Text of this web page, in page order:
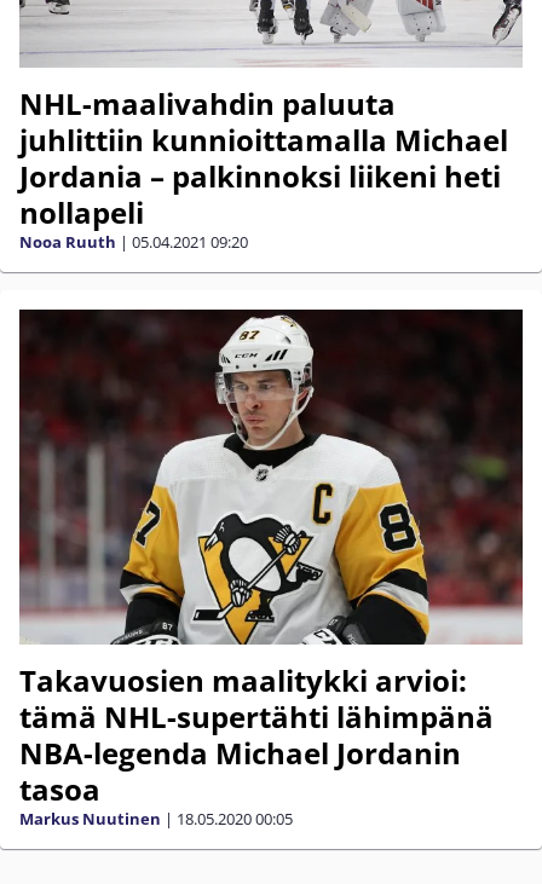
NHL-maalivahdin paluuta
juhlittiin kunnioittamalla Michael
Jordania – palkinnoksi liikeni heti
nollapeli
Nooa Ruuth | 05.04.2021 09:20
Takavuosien maalitykki arvioi:
tämä NHL-supertähti lähimpänä
NBA-legenda Michael Jordanin
tasoa
Markus Nuutinen | 18.05.202000:05